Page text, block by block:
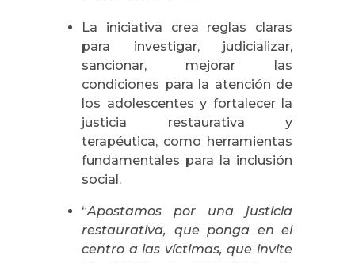
La iniciativa crea reglas claras
para investigar, judicializar,
sancionar, mejorar las
condiciones para la atención de
los adolescentes y fortalecer la
justicia restaurativa y
terapéutica, como herramientas
fundamentales para la inclusión
social.
“Apostamos por una justicia
restaurativa, que ponga en el
centro a las víctimas, que invite